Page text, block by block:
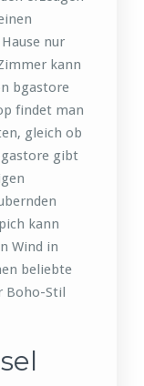
nur
kann
bgastore
findet man
gleich ob
gibt
kann
Wind in
beliebte
Boho-Stil